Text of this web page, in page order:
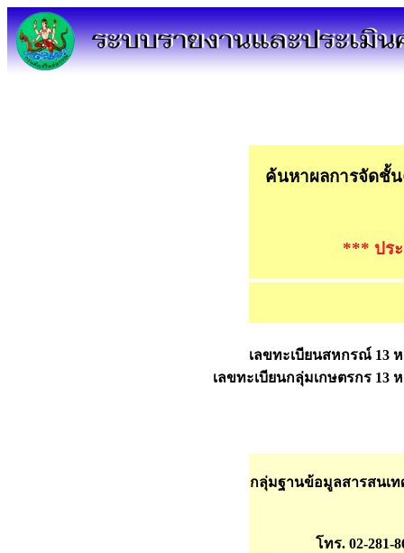
ค้นหาผลการจัดชั้
*** ปร
เลขทะเบียนสหกรณ์ 13
เลขทะเบียนกลุ่มเกษตรกร
กลุ่มฐานข้อมูลสารสนเ
โทร. 02-281-